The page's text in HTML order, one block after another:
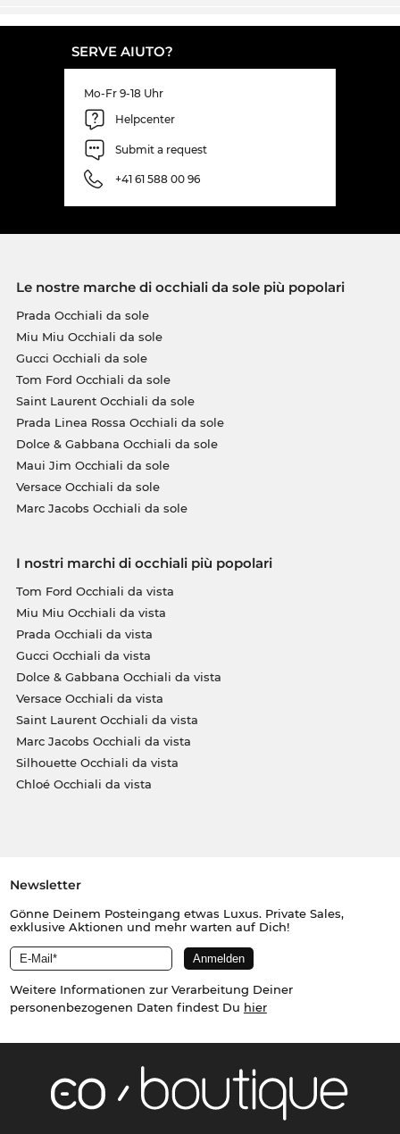
SERVE AIUTO?
Mo-Fr 9-18 Uhr
Helpcenter
Submit a request
+41 61 588 00 96
Le nostre marche di occhiali da sole più popolari
Prada Occhiali da sole
Miu Miu Occhiali da sole
Gucci Occhiali da sole
Tom Ford Occhiali da sole
Saint Laurent Occhiali da sole
Prada Linea Rossa Occhiali da sole
Dolce & Gabbana Occhiali da sole
Maui Jim Occhiali da sole
Versace Occhiali da sole
Marc Jacobs Occhiali da sole
I nostri marchi di occhiali più popolari
Tom Ford Occhiali da vista
Miu Miu Occhiali da vista
Prada Occhiali da vista
Gucci Occhiali da vista
Dolce & Gabbana Occhiali da vista
Versace Occhiali da vista
Saint Laurent Occhiali da vista
Marc Jacobs Occhiali da vista
Silhouette Occhiali da vista
Chloé Occhiali da vista
Newsletter
Gönne Deinem Posteingang etwas Luxus. Private Sales,
exklusive Aktionen und mehr warten auf Dich!
Weitere Informationen zur Verarbeitung Deiner
personenbezogenen Daten findest Du hier